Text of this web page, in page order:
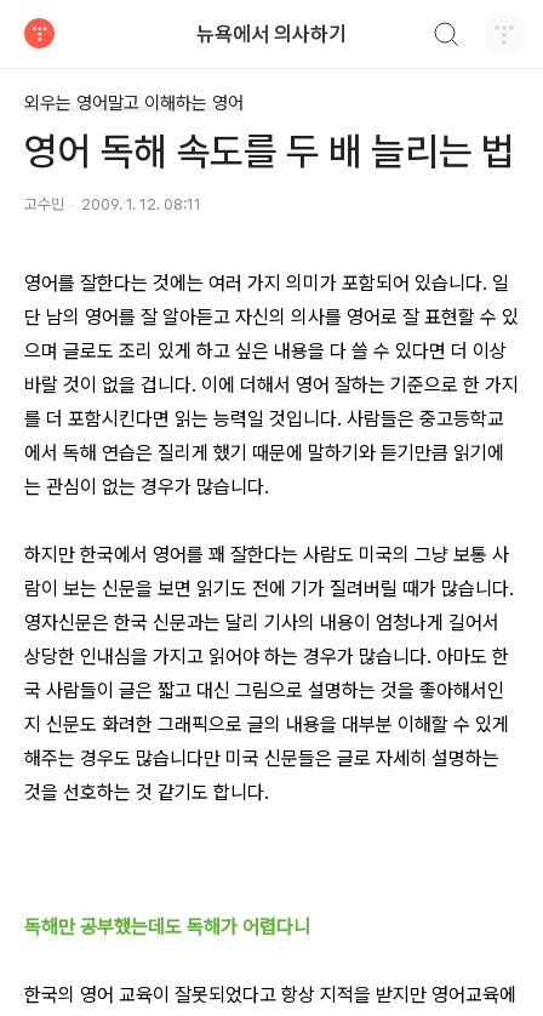
뉴욕에서 의사하기
외우는 영어말고 이해하는 영어
영어 독해 속도를 두 배 늘리는 법
고수민 2009. 1. 12. 08:11
영어를 잘한다는 것에는 여러 가지 의미가 포함되어 있습니다. 일
단 남의 영어를 잘 알아듣고 자신의 의사를 영어로 잘 표현할 수 있
으며 글로도 조리 있게 하고 싶은 내용을 다 쓸 수 있다면 더 이상
바랄 것이 없을 겁니다. 이에 더해서 영어 잘하는 기준으로 한 가지
를 더 포함시킨다면 읽는 능력일 것입니다. 사람들은 중고등학교
에서 독해 연습은 질리게 했기 때문에 말하기와 듣기만큼 읽기에
는 관심이 없는 경우가 많습니다.
하지만 한국에서 영어를 꽤 잘한다는 사람도 미국의 그냥 보통 사
람이 보는 신문을 보면 읽기도 전에 기가 질려버릴 때가 많습니다.
영자신문은 한국 신문과는 달리 기사의 내용이 엄청나게 길어서
상당한 인내심을 가지고 읽어야 하는 경우가 많습니다. 아마도 한
국 사람들이 글은 짧고 대신 그림으로 설명하는 것을 좋아해서인
지 신문도 화려한 그래픽으로 글의 내용을 대부분 이해할 수 있게
해주는 경우도 많습니다만 미국 신문들은 글로 자세히 설명하는
것을 선호하는 것 같기도 합니다.
독해만 공부했는데도 독해가 어렵다니
한국의 영어 교육이 잘못되었다고 항상 지적을 받지만 영어교육에